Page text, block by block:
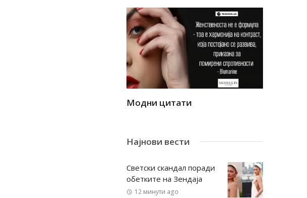
Модни цитати
Најнови вести
Светски скандал поради
обетките на Зендаја
12 минути ago